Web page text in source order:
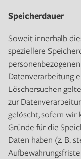
Speicherdauer
Soweit innerhalb
speziellere
Datenverarbeitung
Löschersuchen
zur
gelöscht, sofern wir
Gründe für die
Daten haben (z. B.